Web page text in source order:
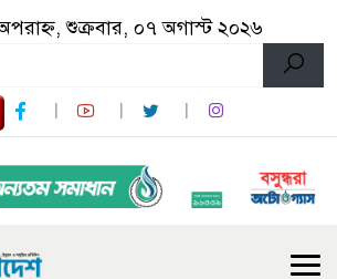
শুক্রবার, ০৭ অগাস্ট ২০২৬